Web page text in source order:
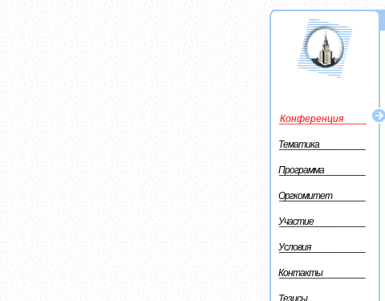
Конференция
Тематика
Программа
Оргкомитет
Участие
Условия
Контакты
Тезисы